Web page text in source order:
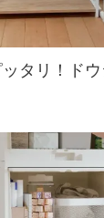
タリ！ド